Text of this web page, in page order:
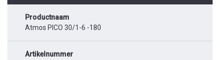
Productnaam
Atmos PICO 30/1-6 -180
Artikelnummer